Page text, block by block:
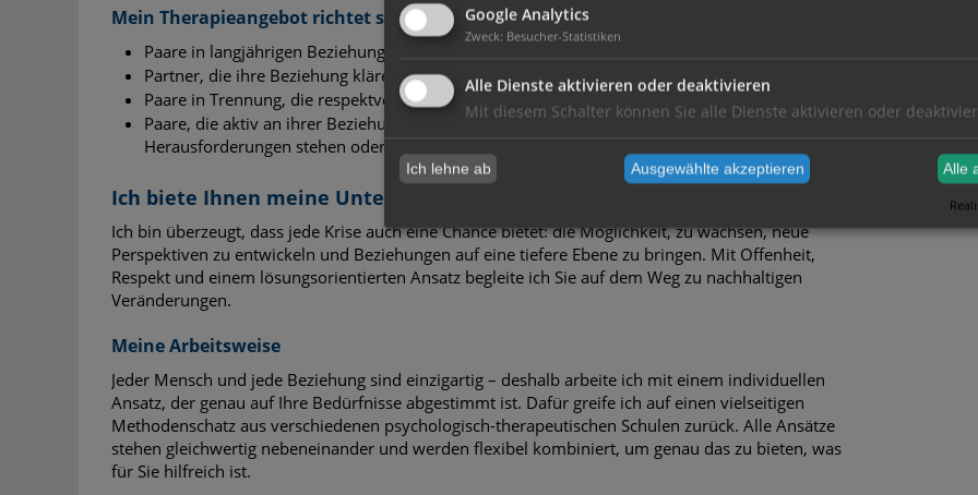
Mein Therapieangebot richtet sich an:
Paare in langjährigen Beziehungen oder Ehen,
Partner, die ihre Beziehung klären oder neu beleben möchten,
Paare in Trennung, die respektvoll miteinander umgehen wollen,
Paare, die aktiv an ihrer Beziehung arbeiten möchten – unabhängig davon, ob sie vor
Herausforderungen stehen oder einfach vorbeugen wollen.
Ich biete Ihnen meine Unterstützung
Ich bin überzeugt, dass jede Krise auch eine Chance bietet: die Möglichkeit, zu wachsen, neue
Perspektiven zu entwickeln und Beziehungen auf eine tiefere Ebene zu bringen. Mit Offenheit,
Respekt und einem lösungsorientierten Ansatz begleite ich Sie auf dem Weg zu nachhaltigen
Veränderungen.
Meine Arbeitsweise
Jeder Mensch und jede Beziehung sind einzigartig – deshalb arbeite ich mit einem individuellen
Ansatz, der genau auf Ihre Bedürfnisse abgestimmt ist. Dafür greife ich auf einen vielseitigen
Methodenschatz aus verschiedenen psychologisch-therapeutischen Schulen zurück. Alle Ansätze
stehen gleichwertig nebeneinander und werden flexibel kombiniert, um genau das zu bieten, was
für Sie hilfreich ist.
Google Analytics
Zweck: Besucher-Statistiken
Alle Dienste aktivieren oder deaktivieren
Mit diesem Schalter können Sie alle Dienste aktivieren oder
Ich lehne ab Ausgewählte akzeptieren Alle